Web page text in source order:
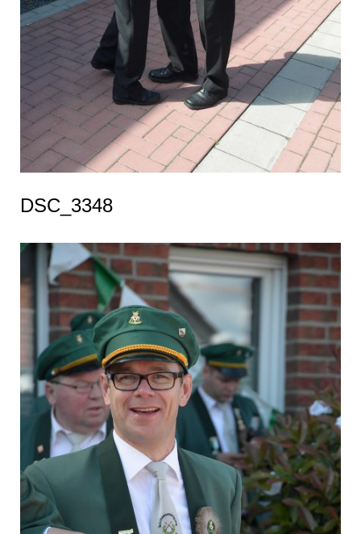
DSC_3348